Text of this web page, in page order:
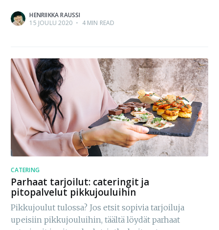
HENRIIKKA RAUSSI
15 JOULU 2020 • 4 MIN READ
CATERING
Parhaat tarjoilut: cateringit ja
pitopalvelut pikkujouluihin
Pikkujoulut tulossa? Jos etsit sopivia tarjoiluja
upeisiin pikkujouluihin, täältä löydät parhaat